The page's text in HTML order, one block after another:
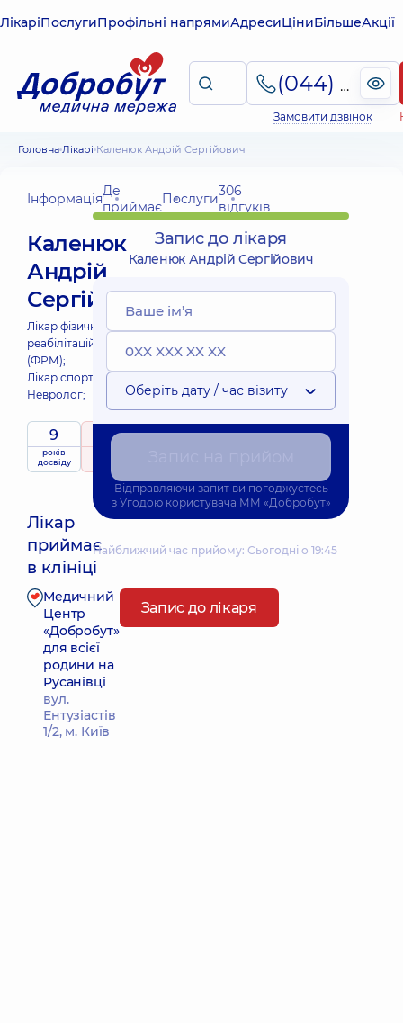
ЛікаріПослугиПрофільні напрямиАдресиЦіниБільшеАкції
(044) 495-2-888
Замовити дзвінок
Головна Лікарі Каленюк Андрій Сергійович
ІнформаціяДе
приймаєПослуги306
відгуків
Каленюк
Андрій
Сергійович
Лікар фізичної та
реабілітаційної медицини
(ФРМ);
Лікар спортивної медицини;
Невролог;
9
років
досвіду
5 / 5
Лікар
приймає
в клініці
Найближчий час прийому: Сьогодні о 19:45
Медичний
Центр
«Добробут»
для всієї
родини на
Русанівці
вул.
Ентузіастів
1/2, м. Київ
Запис до лікаря
Запис до лікаря
Каленюк Андрій Сергійович
Оберіть дату / час візиту
Відправляючи запит ви погоджуєтесь
з Угодою користувача ММ «Добробут»